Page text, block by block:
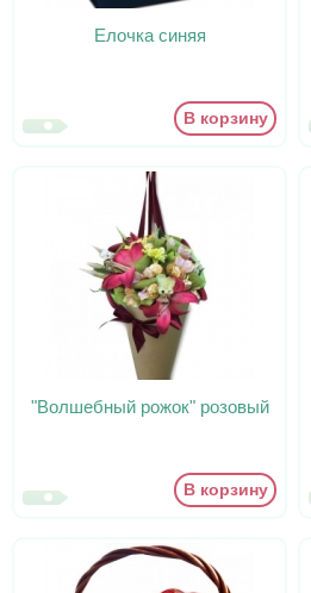
Елочка синяя
В корзину
"Волшебный рожок" розовый
В корзину